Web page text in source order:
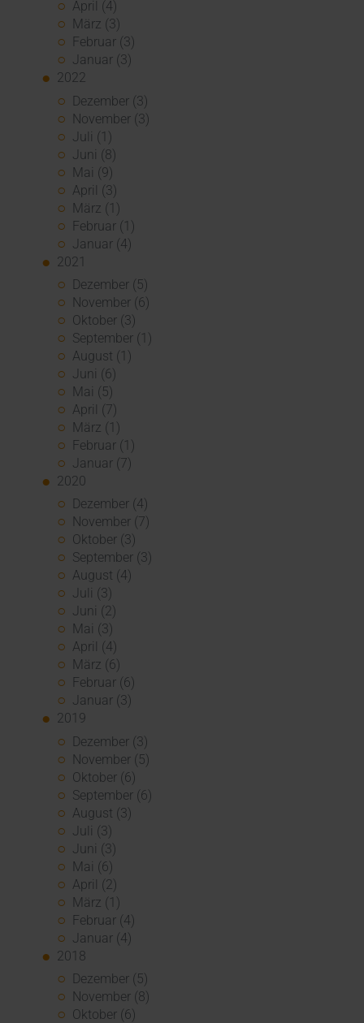
April (4)
März (3)
Februar (3)
Januar (3)
2022
Dezember (3)
November (3)
Juli (1)
Juni (8)
Mai (9)
April (3)
März (1)
Februar (1)
Januar (4)
2021
Dezember (5)
November (6)
Oktober (3)
September (1)
August (1)
Juni (6)
Mai (5)
April (7)
März (1)
Februar (1)
Januar (7)
2020
Dezember (4)
November (7)
Oktober (3)
September (3)
August (4)
Juli (3)
Juni (2)
Mai (3)
April (4)
März (6)
Februar (6)
Januar (3)
2019
Dezember (3)
November (5)
Oktober (6)
September (6)
August (3)
Juli (3)
Juni (3)
Mai (6)
April (2)
März (1)
Februar (4)
Januar (4)
2018
Dezember (5)
November (8)
Oktober (6)